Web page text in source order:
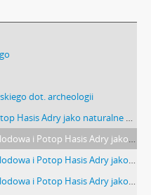
dot. archeologii
historyczno-przyrodnicze”, Niekompletny rękopis Erazma Majewskiego z 1894-1895 r.
narodów. Studyum historyczno-przyrodnicze”, Niekompletny rękopis Erazma Majewskiego - strona tytułowa
narodów. Studyum historyczno-przyrodnicze”, Niekompletny rękopis Erazma Majewskiego - wstępny spis treści
Studyum historyczno-przyrodnicze”, Niekompletny rękopis Erazma Majewskiego: "Potop. Jego fizyczne przyczyny (…)"